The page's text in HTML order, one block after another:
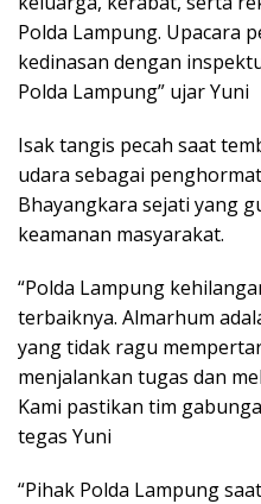
Polda Lampung. Upacara
kedinasan dengan
Polda Lampung” ujar Yuni
Isak tangis pecah saat
udara sebagai
Bhayangkara sejati yang
keamanan masyarakat.
“Polda Lampung
terbaiknya. Almarhum
yang tidak ragu
menjalankan tugas dan
Kami pastikan tim
tegas Yuni
“Pihak Polda Lampung